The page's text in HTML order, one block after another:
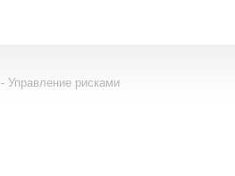
- Управление рисками